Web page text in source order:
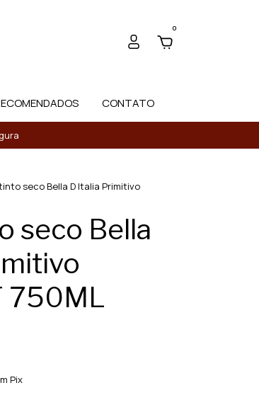
0
CONTATO
seco Bella D Italia Primitivo
seco Bella
750ML
Pix